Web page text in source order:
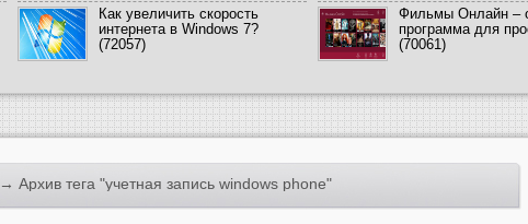
Как увеличить скорость
интернета в Windows 7?
(72057)
Фильмы Онлайн –
программа для
(70061)
→ Архив тега "учетная запись windows phone"